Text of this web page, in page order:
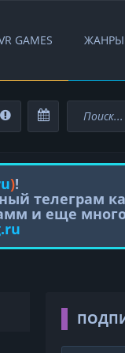
GAMES ЖАНРЫ
)!
телеграм
и еще много